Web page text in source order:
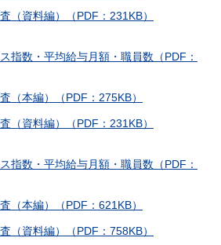
（資料編）（PDF：231KB）
指数・平均給与月額・職員数（PDF：
（本編）（PDF：275KB）
（資料編）（PDF：231KB）
指数・平均給与月額・職員数（PDF：
（本編）（PDF：621KB）
（資料編）（PDF：758KB）